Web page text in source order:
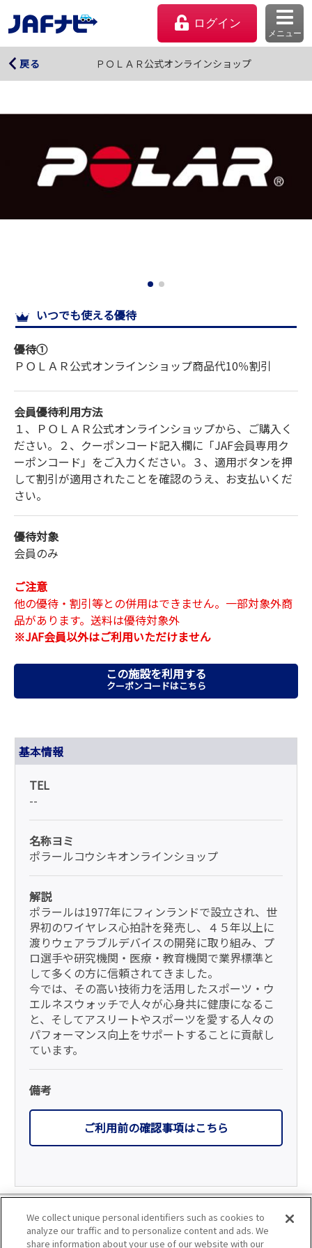
ログイン
メニュー
サイトマップ
戻る ＰＯＬＡＲ公式オンラインショップ
ＰＯＬＡＲ公式オンラインショップ
いつでも使える優待
優待①
ＰＯＬＡＲ公式オンラインショップ商品代10％割引
会員優待利用方法
１、ＰＯＬＡＲ公式オンラインショップから、ご購入く
ださい。２、クーポンコード記入欄に「JAF会員専用ク
ーポンコード」をご入力ください。３、適用ボタンを押
して割引が適用されたことを確認のうえ、お支払いくだ
さい。
優待対象
会員のみ
ご注意
他の優待・割引等との併用はできません。一部対象外商
品があります。送料は優待対象外
※JAF会員以外はご利用いただけません
この施設を利用する
クーポンコードはこちら
基本情報
TEL
--
名称ヨミ
ポラールコウシキオンラインショップ
解説
ポラールは1977年にフィンランドで設立され、世
界初のワイヤレス心拍計を発売し、４５年以上に
渡りウェアラブルデバイスの開発に取り組み、プ
ロ選手や研究機関・医療・教育機関で業界標準と
して多くの方に信頼されてきました。
今では、その高い技術力を活用したスポーツ・ウ
エルネスウォッチで人々が心身共に健康になるこ
と、そしてアスリートやスポーツを愛する人々の
パフォーマンス向上をサポートすることに貢献し
ています。
備考
ご利用前の確認事項はこちら
個人情報の取り扱いについて
We collect unique personal identifiers such as cookies to
analyze our traffic and to personalize content and ads. We
share information about your use of our website with our